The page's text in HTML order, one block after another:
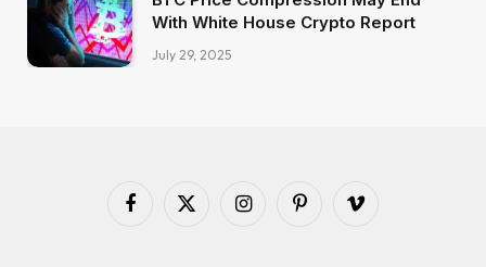
With White House Crypto Report
July 29, 2025
Facebook
X
InstagramPinterestVimeo